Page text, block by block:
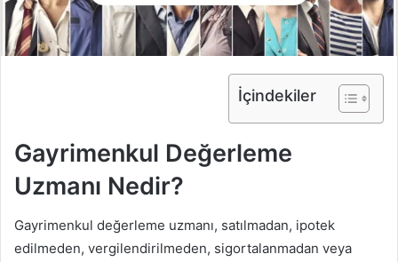
İçindekiler
Gayrimenkul Değerleme
Uzmanı Nedir?
Gayrimenkul değerleme uzmanı, satılmadan, ipotek
edilmeden, vergilendirilmeden, sigortalanmadan veya